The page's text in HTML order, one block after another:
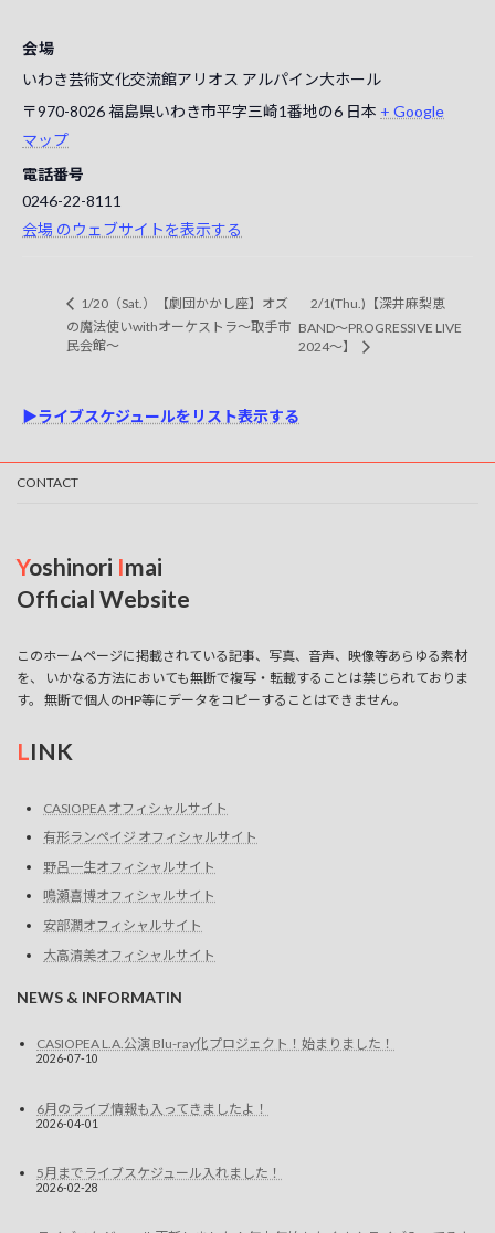
会場
いわき芸術文化交流館アリオス アルパイン大ホール
〒970-8026 福島県いわき市平字三崎1番地の6 日本 + Google
マップ
電話番号
0246-22-8111
会場 のウェブサイトを表示する
1/20（Sat.）【劇団かかし座】オズ
の魔法使いwithオーケストラ～取手市
民会館～
2/1(Thu.)【深井麻梨恵
BAND～PROGRESSIVE LIVE
2024～】
▶ライブスケジュールをリスト表示する
CONTACT
Yoshinori Imai
Official Website
このホームページに掲載されている記事、写真、音声、映像等あらゆる素材
を、 いかなる方法においても無断で複写・転載することは禁じられておりま
す。 無断で個人のHP等にデータをコピーすることはできません。
LINK
CASIOPEA オフィシャルサイト
有形ランペイジ オフィシャルサイト
野呂一生オフィシャルサイト
鳴瀬喜博オフィシャルサイト
安部潤オフィシャルサイト
大高清美オフィシャルサイト
NEWS & INFORMATIN
CASIOPEA L.A.公演 Blu-ray化プロジェクト！始まりました！
2026-07-10
6月のライブ情報も入ってきましたよ！
2026-04-01
5月までライブスケジュール入れました！
2026-02-28